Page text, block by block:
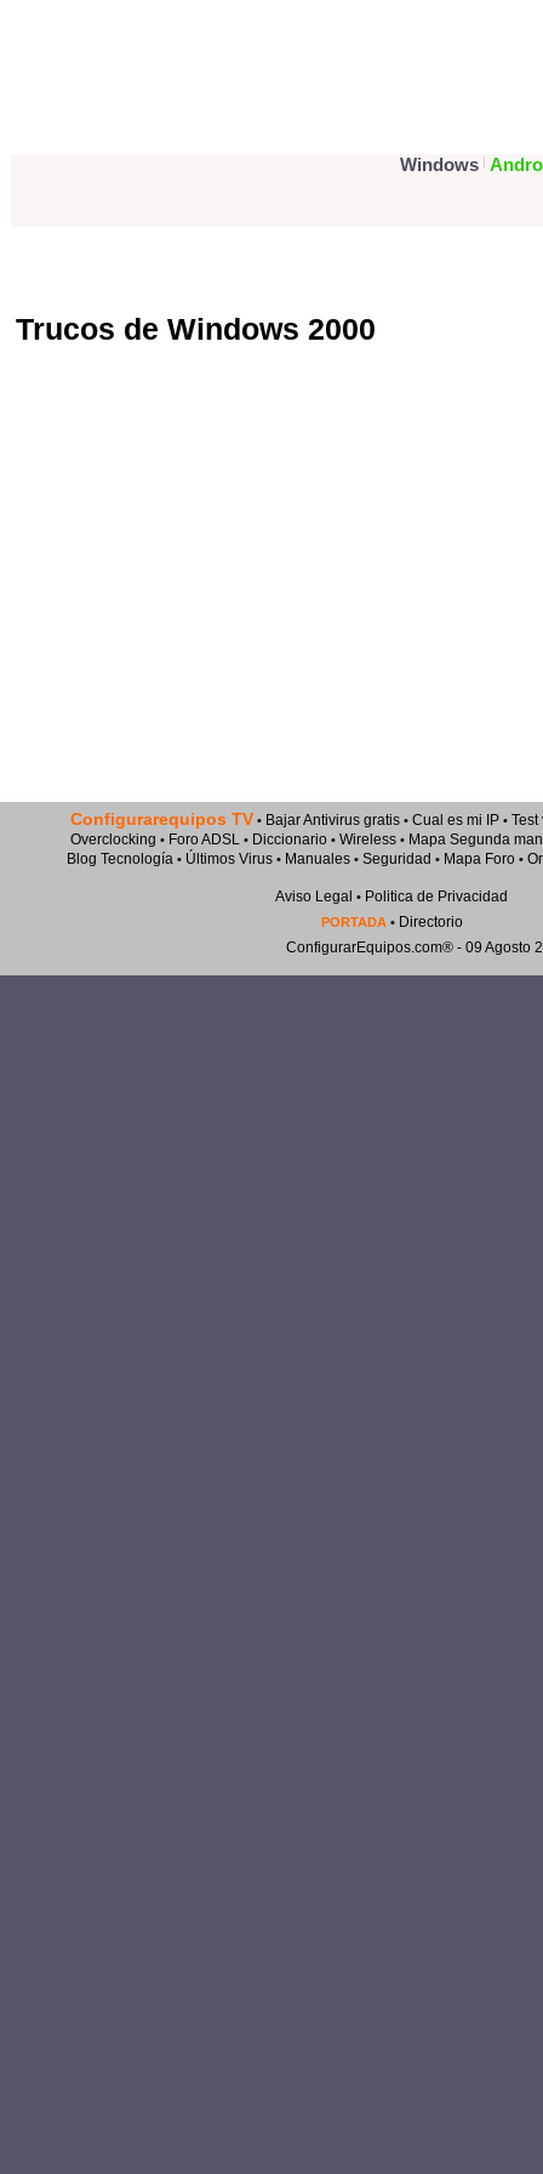
Windows |
Trucos de Windows 2000
Configurarequipos TV• Bajar Antivirus gratis• Cual es mi IP• Test
Overclocking • Foro ADSL • Diccionario• Wireless• Mapa Segunda
Blog Tecnología • Últimos Virus• Manuales• Seguridad • Mapa Foro•
Aviso Legal • Politica de Privacidad
PORTADA• Directorio
ConfigurarEquipos.com® - 09 Agosto